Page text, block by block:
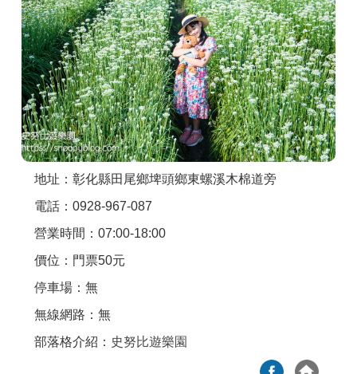
討論區
聯絡我們
APP下載
地址：彰化縣田尾鄉埤頭鄉東螺溪木棉道旁
電話：0928-967-087
營業時間：07:00-18:00
價位：門票50元
停車場：無
無線網路：無
部落格介紹： 史努比遊樂園